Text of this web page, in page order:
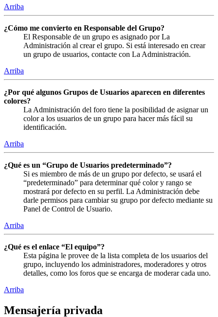
Arriba
¿Cómo me convierto en Responsable del Grupo?
El Responsable de un grupo es asignado por La
Administración al crear el grupo. Si está interesado en crear
un grupo de usuarios, contacte con La Administración.
Arriba
¿Por qué algunos Grupos de Usuarios aparecen en diferentes
colores?
La Administración del foro tiene la posibilidad de asignar un
color a los usuarios de un grupo para hacer más fácil su
identificación.
Arriba
¿Qué es un “Grupo de Usuarios predeterminado”?
Si es miembro de más de un grupo por defecto, se usará el
“predeterminado” para determinar qué color y rango se
mostrará por defecto en su perfil. La Administración debe
darle permisos para cambiar su grupo por defecto mediante su
Panel de Control de Usuario.
Arriba
¿Qué es el enlace “El equipo”?
Esta página le provee de la lista completa de los usuarios del
grupo, incluyendo los administradores, moderadores y otros
detalles, como los foros que se encarga de moderar cada uno.
Arriba
Mensajería privada